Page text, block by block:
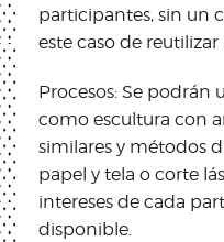
participantes, sin un
este caso de
Procesos: Se podrán
como escultura con
similares y métodos
papel y tela o corte
intereses de cada
disponible.